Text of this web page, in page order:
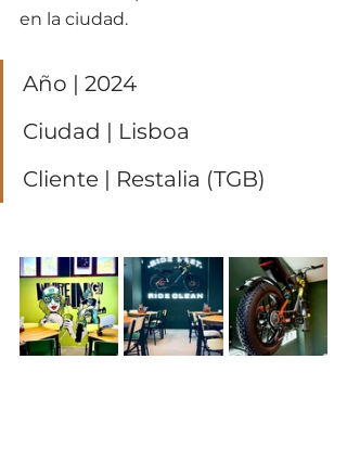
en la ciudad.
Año | 2024
Ciudad | Lisboa
Cliente | Restalia (TGB)